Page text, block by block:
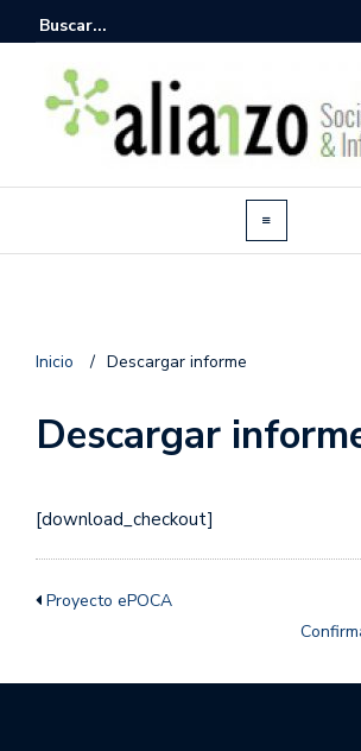
Inicio / Descargar informe
Descargar
[download_checkout]
Proyecto ePOCA